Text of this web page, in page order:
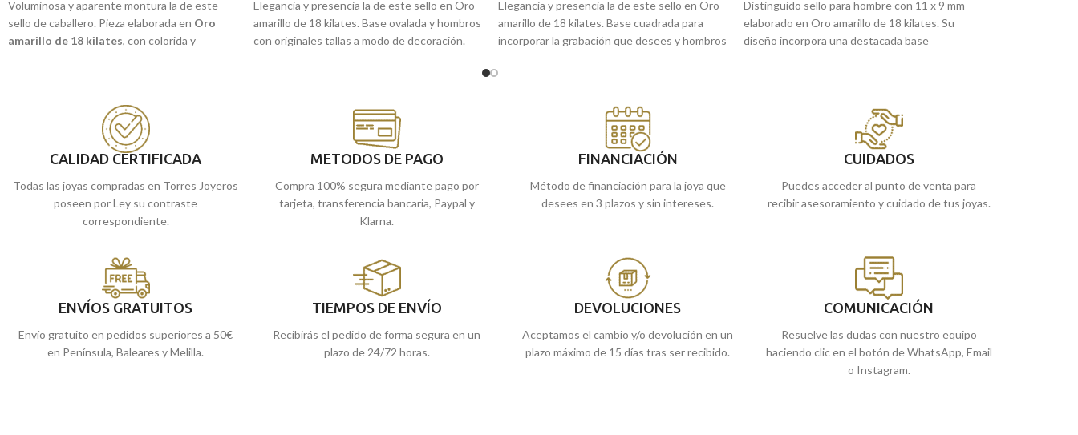
Voluminosa y aparente montura la de este
sello de caballero. Pieza elaborada en Oro
amarillo de 18 kilates, con colorida y
de Málaga. O si lo prefieres, puedes
encargarlo online y te lo enviamos a casa.
Elegancia y presencia la de este sello en Oro
amarillo de 18 kilates. Base ovalada y hombros
con originales tallas a modo de decoración.
de Málaga, o si lo prefieres, comprarlo
online y te lo enviamos a casa.
Elegancia y presencia la de este sello en Oro
amarillo de 18 kilates. Base cuadrada para
incorporar la grabación que desees y hombros
Puedes encontrarlo en nuestras tiendas
de Málaga, o si lo prefieres, comprarlo
online y te lo enviamos a casa.
Distinguido sello para hombre con 11 x 9 mm
elaborado en Oro amarillo de 18 kilates. Su
diseño incorpora una destacada base
Puedes encontrarlo en nuestras tiendas
de Málaga. O si lo prefieres, encargarlo
online y te lo enviamos a casa.
CALIDAD CERTIFICADA
Todas las joyas compradas en Torres Joyeros
poseen por Ley su contraste
correspondiente.
METODOS DE PAGO
Compra 100% segura mediante pago por
tarjeta, transferencia bancaria, Paypal y
Klarna.
FINANCIACIÓN
Método de financiación para la joya que
desees en 3 plazos y sin intereses.
CUIDADOS
Puedes acceder al punto de venta para
recibir asesoramiento y cuidado de tus joyas.
ENVÍOS GRATUITOS
Envío gratuito en pedidos superiores a 50€
en Península, Baleares y Melilla.
TIEMPOS DE ENVÍO
Recibirás el pedido de forma segura en un
plazo de 24/72 horas.
DEVOLUCIONES
Aceptamos el cambio y/o devolución en un
plazo máximo de 15 días tras ser recibido.
COMUNICACIÓN
Resuelve las dudas con nuestro equipo
haciendo clic en el botón de WhatsApp, Email
o Instagram.